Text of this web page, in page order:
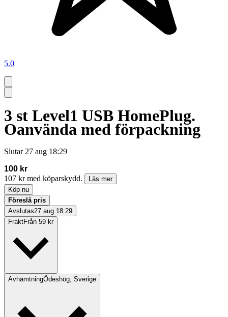
5.0
3 st Level1 USB HomePlug.
Oanvända med förpackning
Slutar 27 aug 18:29
100 kr
107 kr med köparskydd.
Läs mer
Köp nu
Föreslå pris
Avslutas27 aug 18:29
FraktFrån 59 kr
AvhämtningÖdeshög, Sverige